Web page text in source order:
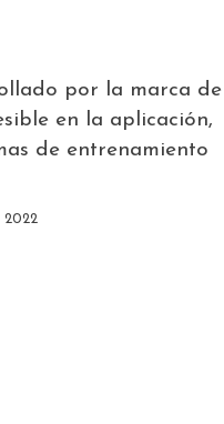
por la marca de
en la aplicación,
de entrenamiento
2022